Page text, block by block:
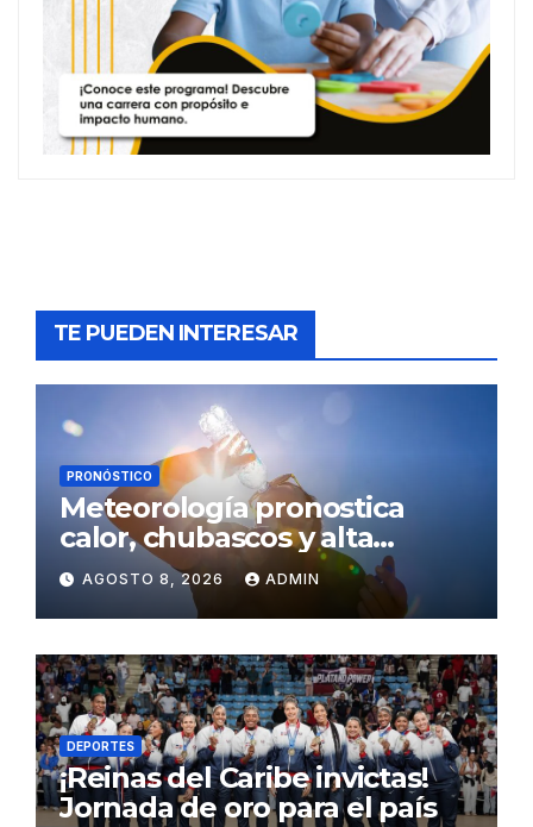
TE PUEDEN INTERESAR
PRONÓSTICO
Meteorología pronostica
calor, chubascos y alta
concentración de polvo del
Sahara para este sábado
AGOSTO 8, 2026 ADMIN
DEPORTES
¡Reinas del Caribe invictas!
Jornada de oro para el país